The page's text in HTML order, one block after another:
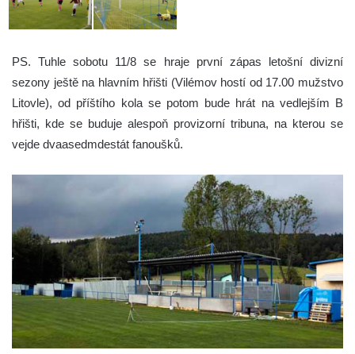
PS. Tuhle sobotu 11/8 se hraje první zápas letošní divizní
sezony ještě na hlavním hřišti (Vilémov hostí od 17.00 mužstvo
Litovle), od příštího kola se potom bude hrát na vedlejším B
hřišti, kde se buduje alespoň provizorní tribuna, na kterou se
vejde dvaasedmdestát fanoušků.